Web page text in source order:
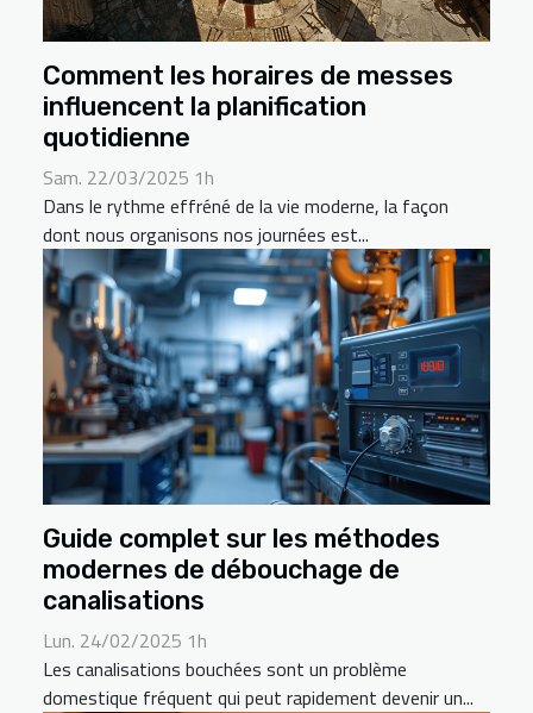
Comment les horaires de messes
influencent la planification
quotidienne
Sam. 22/03/2025 1h
Dans le rythme effréné de la vie moderne, la façon
dont nous organisons nos journées est...
Guide complet sur les méthodes
modernes de débouchage de
canalisations
Lun. 24/02/2025 1h
Les canalisations bouchées sont un problème
domestique fréquent qui peut rapidement devenir un...